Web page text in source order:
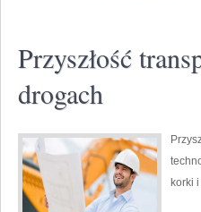
Przyszłość
drogach
korki